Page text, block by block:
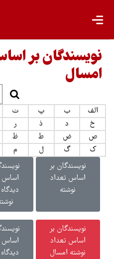
نویسندگان بر
امسال
الف ب پ ت
خ
د ذ ر
ص
ض ط ظ
ک
گ ل م
نویسندگان بر
اساس تعداد
نوشته
اساس
نویسندگان بر
اساس تعداد
نوشته امسال
اساس